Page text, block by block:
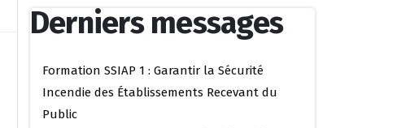
Derniers messages
Formation SSIAP 1 : Garantir la Sécurité
Incendie des Établissements Recevant du
Public